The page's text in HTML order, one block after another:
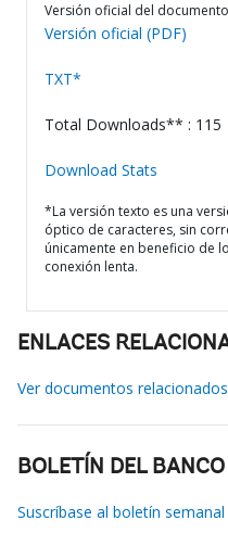
Versión oficial del
Versión oficial (PDF)
TXT*
Total Downloads** : 115
Download Stats
*La versión texto es una
óptico de caracteres, sin
únicamente en beneficio de
conexión lenta.
ENLACES
Ver documentos
BOLETÍN DEL
Suscríbase al boletín